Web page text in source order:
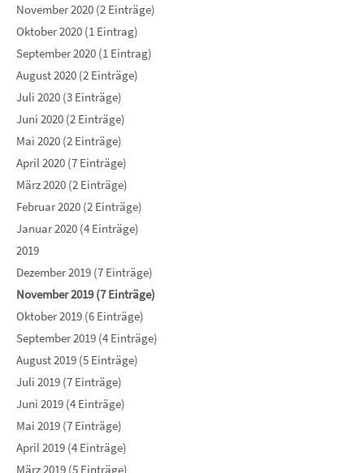
November 2020 (2 Einträge)
Oktober 2020 (1 Eintrag)
September 2020 (1 Eintrag)
August 2020 (2 Einträge)
Juli 2020 (3 Einträge)
Juni 2020 (2 Einträge)
Mai 2020 (2 Einträge)
April 2020 (7 Einträge)
März 2020 (2 Einträge)
Februar 2020 (2 Einträge)
Januar 2020 (4 Einträge)
2019
Dezember 2019 (7 Einträge)
November 2019 (7 Einträge)
Oktober 2019 (6 Einträge)
September 2019 (4 Einträge)
August 2019 (5 Einträge)
Juli 2019 (7 Einträge)
Juni 2019 (4 Einträge)
Mai 2019 (7 Einträge)
April 2019 (4 Einträge)
März 2019 (5 Einträge)